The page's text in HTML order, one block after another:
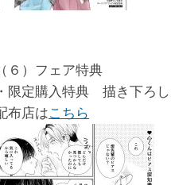
（６）フェア特典
・限定購入特典 描き下ろ
布店はこちら